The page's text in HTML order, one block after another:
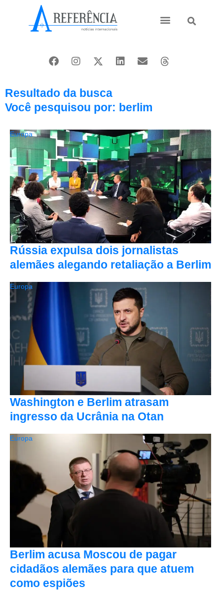
Resultado da busca
Você pesquisou por: berlim
Rússia expulsa dois jornalistas
alemães alegando retaliação a Berlim
Europa
Washington e Berlim atrasam
ingresso da Ucrânia na Otan
Europa
Berlim acusa Moscou de pagar
cidadãos alemães para que atuem
como espiões
Europa